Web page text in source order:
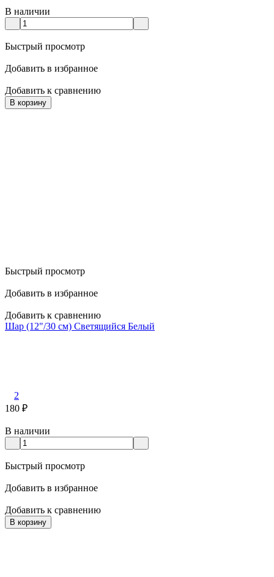
В наличии
Быстрый просмотр
Добавить в избранное
Добавить к сравнению
В корзину
Быстрый просмотр
Добавить в избранное
Добавить к сравнению
Шар (12"/30 см) Светящийся Белый
2
180 ₽
В наличии
Быстрый просмотр
Добавить в избранное
Добавить к сравнению
В корзину